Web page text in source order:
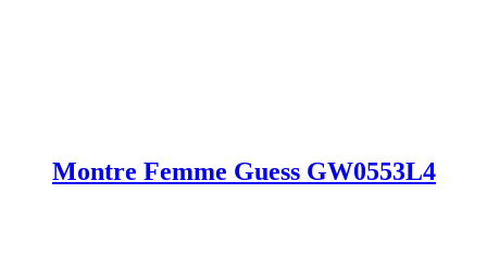
Montre Femme Guess GW0553L4